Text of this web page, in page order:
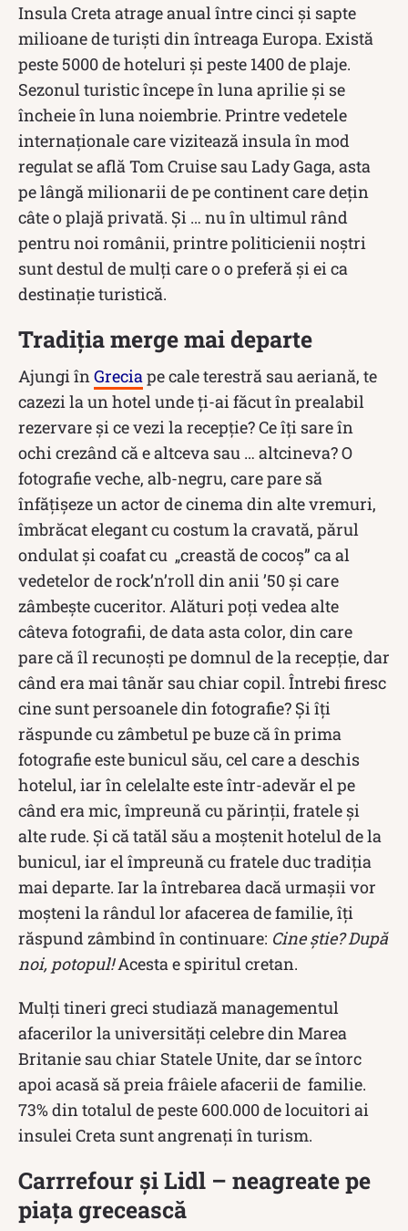
Insula Creta atrage anual între cinci și sapte
milioane de turiști din întreaga Europa. Există
peste 5000 de hoteluri și peste 1400 de plaje.
Sezonul turistic începe în luna aprilie și se
încheie în luna noiembrie. Printre vedetele
internaționale care vizitează insula în mod
regulat se află Tom Cruise sau Lady Gaga, asta
pe lângă milionarii de pe continent care dețin
câte o plajă privată. Și … nu în ultimul rând
pentru noi românii, printre politicienii noștri
sunt destul de mulți care o o preferă și ei ca
destinație turistică.
Tradiția merge mai departe
Ajungi în Grecia pe cale terestră sau aeriană, te
cazezi la un hotel unde ți-ai făcut în prealabil
rezervare și ce vezi la recepție? Ce îți sare în
ochi crezând că e altceva sau … altcineva? O
fotografie veche, alb-negru, care pare să
înfățișeze un actor de cinema din alte vremuri,
îmbrăcat elegant cu costum la cravată, părul
ondulat și coafat cu „creastă de cocoș” ca al
vedetelor de rock’n’roll din anii ’50 și care
zâmbește cuceritor. Alături poți vedea alte
câteva fotografii, de data asta color, din care
pare că îl recunoști pe domnul de la recepție, dar
când era mai tânăr sau chiar copil. Întrebi firesc
cine sunt persoanele din fotografie? Și îți
răspunde cu zâmbetul pe buze că în prima
fotografie este bunicul său, cel care a deschis
hotelul, iar în celelalte este într-adevăr el pe
când era mic, împreună cu părinții, fratele și
alte rude. Și că tatăl său a moștenit hotelul de la
bunicul, iar el împreună cu fratele duc tradiția
mai departe. Iar la întrebarea dacă urmașii vor
moșteni la rândul lor afacerea de familie, îți
răspund zâmbind în continuare: Cine știe? După
noi, potopul!Acesta e spiritul cretan.
Mulți tineri greci studiază managementul
afacerilor la universități celebre din Marea
Britanie sau chiar Statele Unite, dar se întorc
apoi acasă să preia frâiele afacerii de familie.
73% din totalul de peste 600.000 de locuitori ai
insulei Creta sunt angrenați în turism.
Carrrefour și Lidl – neagreate pe
piața grecească